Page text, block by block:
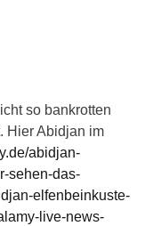
so bankrotten
Hier Abidjan im
abidjan-
sehen-das-
elfenbeinkuste-
live-news-